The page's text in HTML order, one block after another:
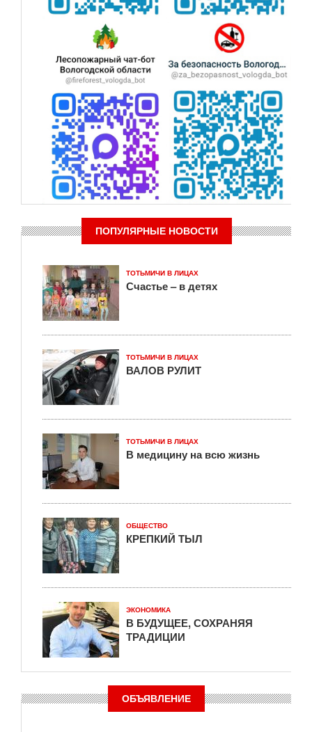
ПОПУЛЯРНЫЕ НОВОСТИ
ТОТЬМИЧИ В ЛИЦАХ
Счастье – в детях
ТОТЬМИЧИ В ЛИЦАХ
ВАЛОВ РУЛИТ
ТОТЬМИЧИ В ЛИЦАХ
В медицину на всю жизнь
ОБЩЕСТВО
КРЕПКИЙ ТЫЛ
ЭКОНОМИКА
В БУДУЩЕЕ, СОХРАНЯЯ
ТРАДИЦИИ
ОБЪЯВЛЕНИЕ